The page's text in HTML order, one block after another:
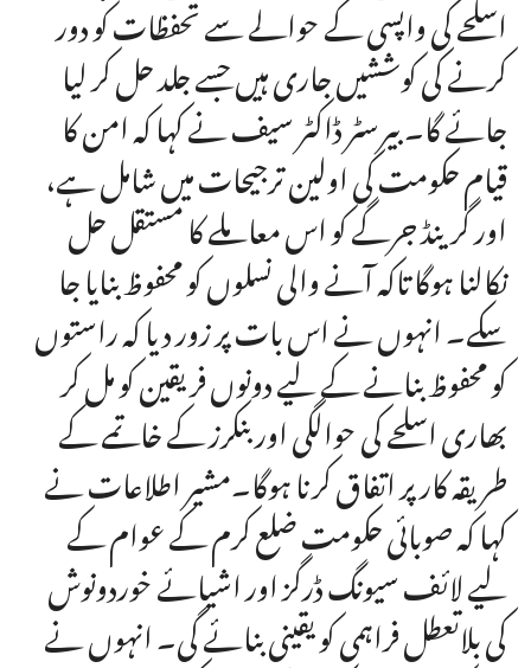
اسلحے کی واپسی کے حوالے سے تحفظات کو دور
کرنے کی کوششیں جاری ہیں جسے جلد حل کر لیا
جائے گا۔ بیرسٹر ڈاکٹر سیف نے کہا کہ امن کا
قیام حکومت کی اولین ترجیحات میں شامل ہے،
اور گرینڈ جرگے کو اس معاملے کا مستقل حل
نکالنا ہوگا تاکہ آنے والی نسلوں کو محفوظ بنایا جا
سکے۔ انہوں نے اس بات پر زور دیا کہ راستوں
کو محفوظ بنانے کے لیے دونوں فریقین کو مل کر
بھاری اسلحے کی حوالگی اور بنکرز کے خاتمے کے
طریقہ کار پر اتفاق کرنا ہوگا۔مشیر اطلاعات نے
کہا کہ صوبائی حکومت ضلع کرم کے عوام کے
لیے لائف سیونگ ڈرگز اور اشیائے خوردونوش
کی بلاتعطل فراہمی کو یقینی بنائے گی۔ انہوں نے